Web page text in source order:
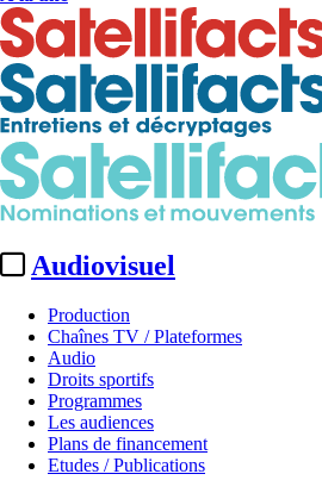
Audiovisuel
Production
Chaînes TV / Plateformes
Audio
Droits sportifs
Programmes
Les audiences
Plans de financement
Etudes / Publications